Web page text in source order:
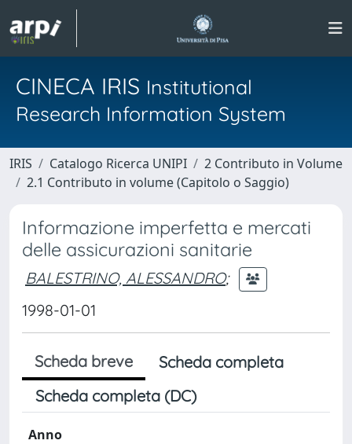
CINECA IRIS Institutional
Research Information System
IRIS Catalogo Ricerca UNIPI
2 Contributo in Volume
2.1 Contributo in volume (Capitolo o Saggio)
Informazione imperfetta e mercati
delle assicurazioni sanitarie
BALESTRINO, ALESSANDRO;
1998-01-01
Scheda breve
Scheda completa
Scheda completa (DC)
Anno